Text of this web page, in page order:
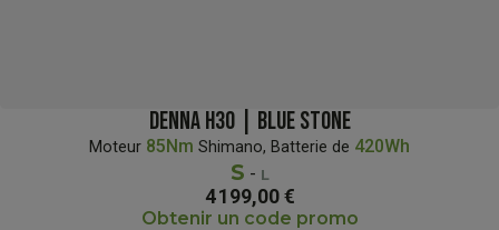
DENNA H30 | BLUE STONE
Moteur 85Nm Shimano, Batterie de 420Wh
S - L
4 199,00 €
Obtenir un code promo